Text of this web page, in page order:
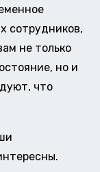
сотрудников,
не только
но и
что